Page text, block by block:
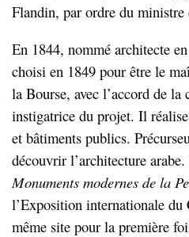
Flandin, par ordre du ministre
En 1844, nommé architecte
choisi en 1849 pour être le
la Bourse, avec l’accord de la
instigatrice du projet. Il
et bâtiments publics.
découvrir l’architecture
Monuments modernes de la
l’Exposition internationale
même site pour la première